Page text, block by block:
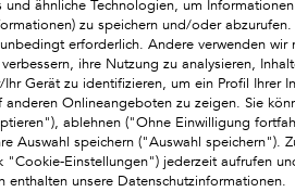
ähnliche Technologien, um
zu speichern und/oder
erforderlich. Andere verwenden wir
ihre Nutzung zu analysieren,
Gerät zu identifizieren, um ein Profil Ihrer
Onlineangeboten zu zeigen. Sie
ablehnen ("Ohne Einwilligung
Auswahl speichern ("Auswahl speichern").
"Cookie-Einstellungen") jederzeit aufrufen
unsere Datenschutzinformationen.